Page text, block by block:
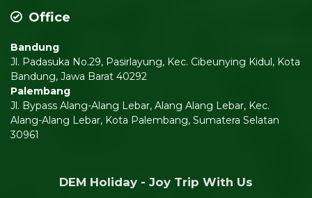
Office
Bandung
Jl. Padasuka No.29, Pasirlayung, Kec. Cibeunying Kidul, Kota
Bandung, Jawa Barat 40292
Palembang
Jl. Bypass Alang-Alang Lebar, Alang Alang Lebar, Kec.
Alang-Alang Lebar, Kota Palembang, Sumatera Selatan
30961
DEM Holiday - Joy Trip With Us